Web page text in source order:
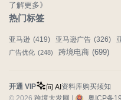
了解更多》
热门标签
亚马逊 (419) 亚马逊广告 (326)
广告优化 (248) 跨境电商 (699)
开通 VIP 问 AI 资料库购买须知
© 2026 跨境大发网 粤ICP备